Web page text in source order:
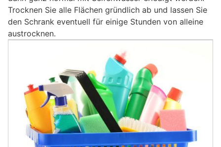
Trocknen Sie alle Flächen gründlich ab und lassen Sie
den Schrank eventuell für einige Stunden von alleine
austrocknen.